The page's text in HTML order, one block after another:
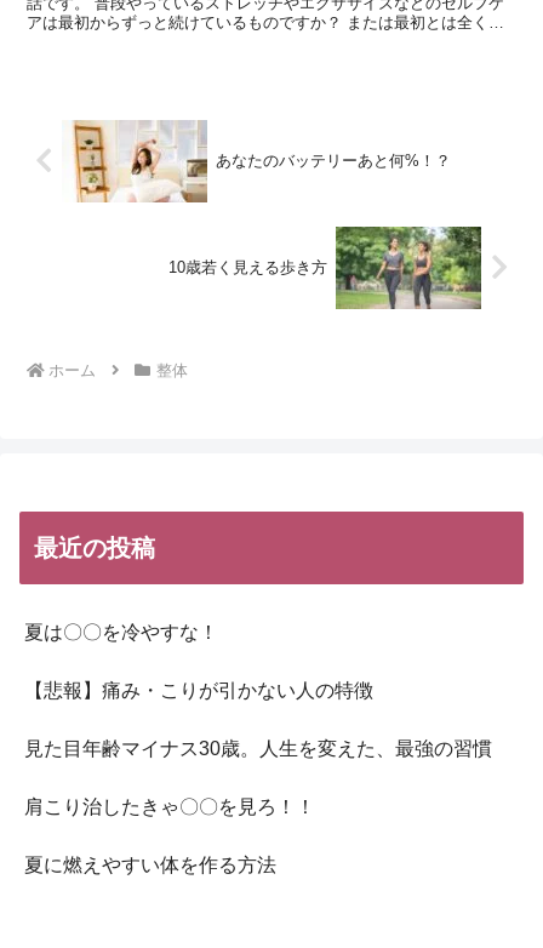
アは最初からずっと続けているものですか？ または最初とは全く違
あなたのバッテリーあと何%！？
10歳若く見える歩き方
ホーム 整体
最近の投稿
夏は〇〇を冷やすな！
【悲報】痛み・こりが引かない人の特徴
見た目年齢マイナス30歳。人生を変えた、最強の習慣
肩こり治したきゃ〇〇を見ろ！！
夏に燃えやすい体を作る方法